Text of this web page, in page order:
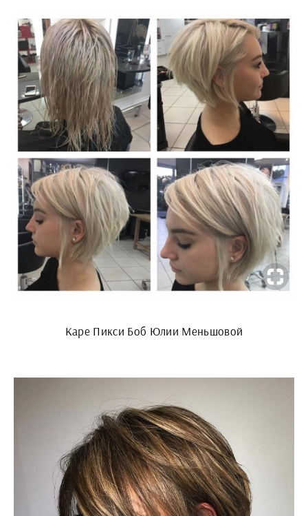
Каре Пикси Боб Юлии Меньшовой